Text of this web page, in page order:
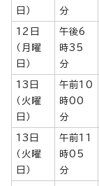
日）
分
12日
（月曜
日）
午後6
時35
分
13日
（火曜
日）
午前10
時00
分
13日
（火曜
日）
午前11
時05
分